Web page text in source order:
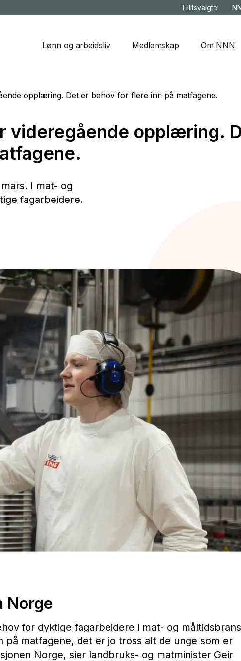
Tillitsvalgte
Lønn og arbeidsliv Medlemskap Om NNN
opplæring. Det er behov for flere inn på matfagene.
videregående opplæring.
I mat- og
fagarbeidere.
Norge
for dyktige fagarbeidere i mat- og
på matfagene, det er jo tross alt de unge som er
Norge, sier landbruks- og matminister Geir